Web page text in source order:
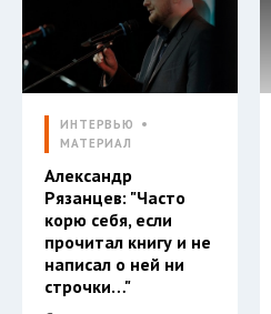
ИНТЕРВЬЮ
МАТЕРИАЛ
Александр
Рязанцев: "Часто
корю себя, если
прочитал книгу и не
написал о ней ни
строчки…"